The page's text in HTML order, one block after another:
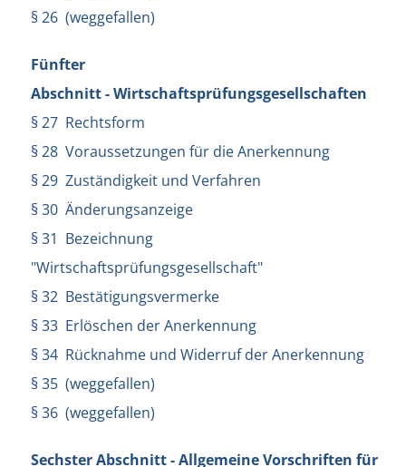
§ 26 (weggefallen)
Fünfter
Abschnitt - Wirtschaftsprüfungsgesellschaften
§ 27 Rechtsform
§ 28 Voraussetzungen für die Anerkennung
§ 29 Zuständigkeit und Verfahren
§ 30 Änderungsanzeige
§ 31 Bezeichnung
"Wirtschaftsprüfungsgesellschaft"
§ 32 Bestätigungsvermerke
§ 33 Erlöschen der Anerkennung
§ 34 Rücknahme und Widerruf der Anerkennung
§ 35 (weggefallen)
§ 36 (weggefallen)
Sechster Abschnitt - Allgemeine Vorschriften für